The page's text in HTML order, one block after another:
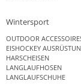
Wintersport
OUTDOOR
EISHOCKEY
HARSCHEISEN
LANGLAUFHOSEN
LANGLAUFSCHUHE